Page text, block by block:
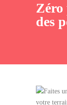
Zéro
des